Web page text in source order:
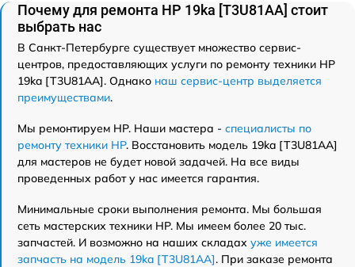
Почему для ремонта HP 19ka [T3U81AA] стоит
выбрать нас
В Санкт-Петербурге существует множество сервис-
центров, предоставляющих услуги по ремонту техники HP
19ka [T3U81AA]. Однако наш сервис-центр выделяется
преимуществами.
Мы ремонтируем HP. Наши мастера - специалисты по
ремонту техники HP. Восстановить модель 19ka [T3U81AA]
для мастеров не будет новой задачей. На все виды
проведенных работ у нас имеется гарантия.
Минимальные сроки выполнения ремонта. Мы большая
сеть мастерских техники HP. Мы имеем более 20 тыс.
запчастей. И возможно на наших складах уже имеется
запчасть на модель 19ka [T3U81AA]. При заказе ремонта